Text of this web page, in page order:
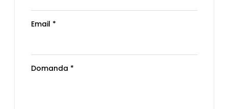
Email *
Domanda *